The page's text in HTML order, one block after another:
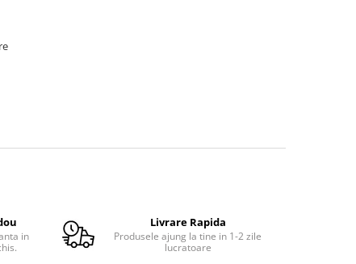
in
Livrare Rapida
Produsele ajung la tine in 1-2 zile
lucratoare